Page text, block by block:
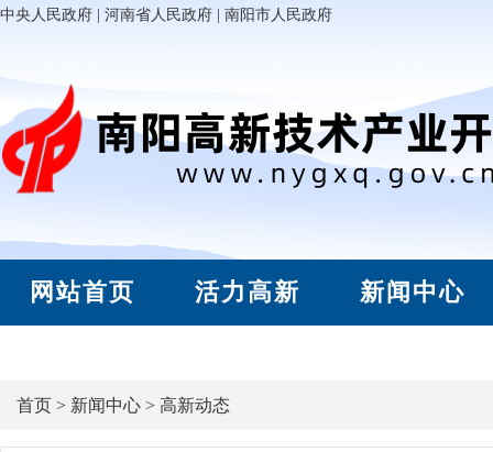
中央人民政府 河南省人民政府 南阳市人民政府
网站首页 活力高新 新闻中心
首页 > 新闻中心 > 高新动态